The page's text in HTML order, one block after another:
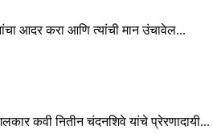
आदर करा आणि त्यांची मान उंचावेल...
कवी नितीन चंदनशिवे यांचे प्रेरणादायी...